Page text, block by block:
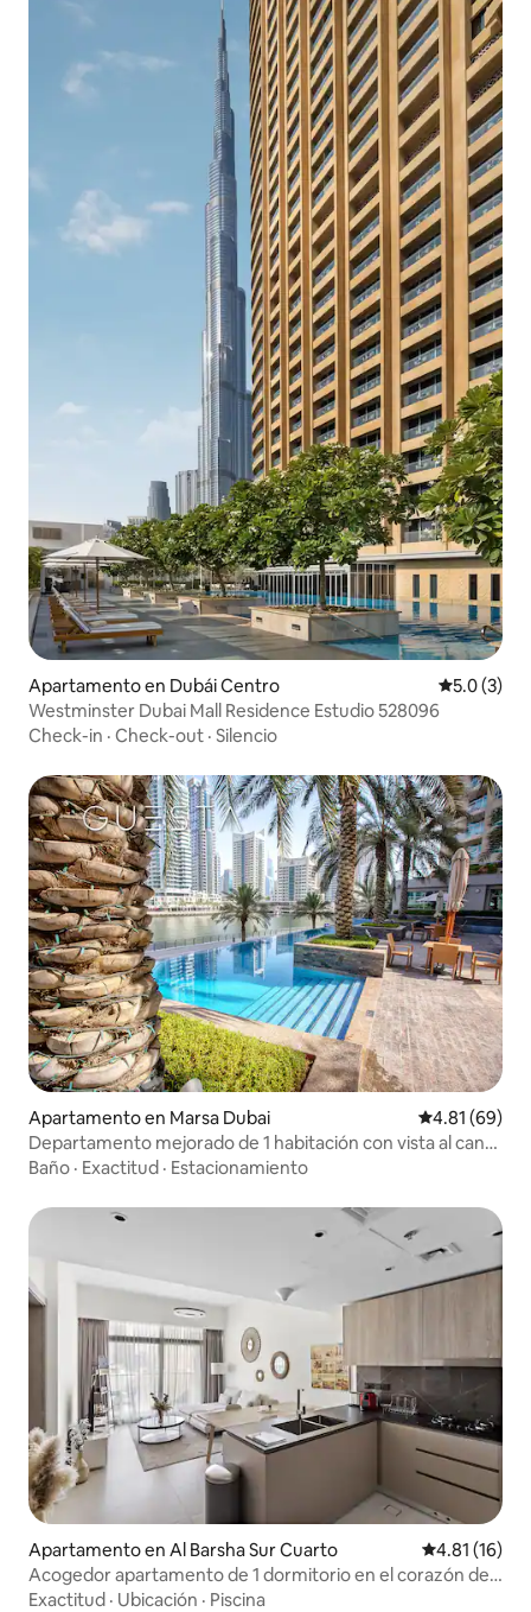
Apartamento en Dubái Centro
5.0 (3)
Westminster Dubai Mall Residence Estudio 528096
Check-in · Check-out · Silencio
Apartamento en Marsa Dubai Calificación
4.81 (69)
Departamento mejorado de 1 habitación con vista al canal
en Park Island, Marina/JBR
Baño · Exactitud · Estacionamiento
Apartamento en Al Barsha Sur Cuarto Calificación
4.81 (16)
Acogedor apartamento de 1 dormitorio en el corazón de
JVC
Exactitud · Ubicación · Piscina